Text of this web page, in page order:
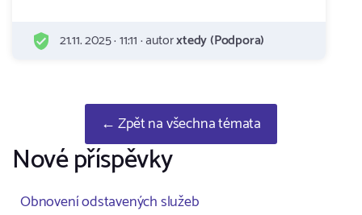
21.11. 2025 · 11:11 · autorxtedy (Podpora)
← Zpět na všechna témata
Nové příspěvky
Obnovení odstavených služeb